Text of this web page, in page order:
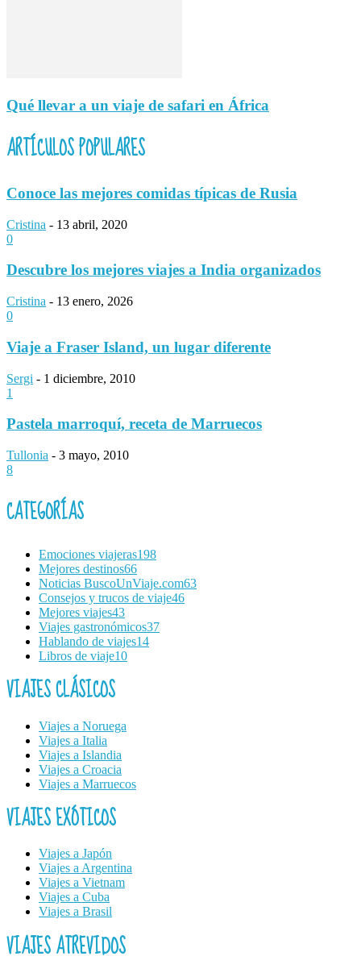
Qué llevar a un viaje de safari en África
ARTÍCULOS POPULARES
Conoce las mejores comidas típicas de Rusia
Cristina - 13 abril, 2020
0
Descubre los mejores viajes a India organizados
Cristina - 13 enero, 2026
0
Viaje a Fraser Island, un lugar diferente
Sergi - 1 diciembre, 2010
1
Pastela marroquí, receta de Marruecos
Tullonia - 3 mayo, 2010
8
CATEGORÍAS
Emociones viajeras198
Mejores destinos66
Noticias BuscoUnViaje.com63
Consejos y trucos de viaje46
Mejores viajes43
Viajes gastronómicos37
Hablando de viajes14
Libros de viaje10
VIAJES CLÁSICOS
Viajes a Noruega
Viajes a Italia
Viajes a Islandia
Viajes a Croacia
Viajes a Marruecos
VIAJES EXÓTICOS
Viajes a Japón
Viajes a Argentina
Viajes a Vietnam
Viajes a Cuba
Viajes a Brasil
VIAJES ATREVIDOS